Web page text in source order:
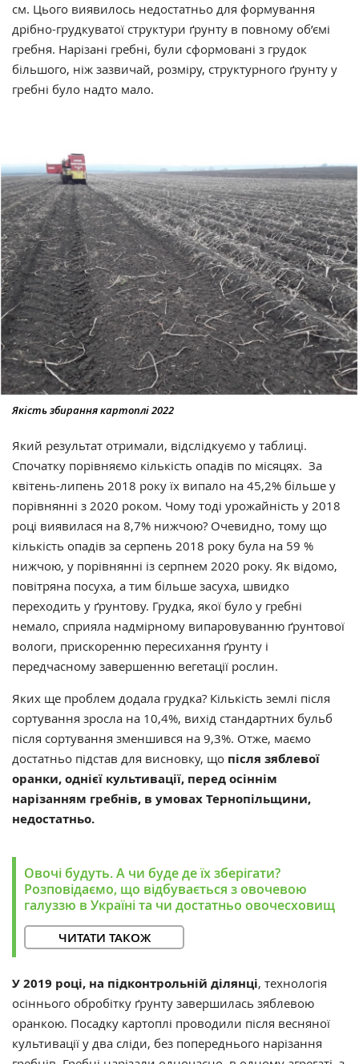
см. Цього виявилось недостатньо для формування
дрібно-грудкуватої структури ґрунту в повному об’ємі
гребня. Нарізані гребні, були сформовані з грудок
більшого, ніж зазвичай, розміру, структурного ґрунту у
гребні було надто мало.
Якість збирання картоплі 2022
Який результат отримали, відслідкуємо у таблиці.
Спочатку порівняємо кількість опадів по місяцях. За
квітень-липень 2018 року їх випало на 45,2% більше у
порівнянні з 2020 роком. Чому тоді урожайність у 2018
році виявилася на 8,7% нижчою? Очевидно, тому що
кількість опадів за серпень 2018 року була на 59 %
нижчою, у порівнянні із серпнем 2020 року. Як відомо,
повітряна посуха, а тим більше засуха, швидко
переходить у ґрунтову. Грудка, якої було у гребні
немало, сприяла надмірному випаровуванню ґрунтової
вологи, прискоренню пересихання ґрунту і
передчасному завершенню вегетації рослин.
Яких ще проблем додала грудка? Кількість землі після
сортування зросла на 10,4%, вихід стандартних бульб
після сортування зменшився на 9,3%. Отже, маємо
достатньо підстав для висновку, що після зяблевої
оранки, однієї культивації, перед осіннім
нарізанням гребнів, в умовах Тернопільщини,
недостатньо.
Овочі будуть. А чи буде де їх зберігати?
Розповідаємо, що відбувається з овочевою
галуззю в Україні та чи достатньо овочесховищ
ЧИТАТИ ТАКОЖ
У 2019 році, на підконтрольній ділянці, технологія
осіннього обробітку ґрунту завершилась зяблевою
оранкою. Посадку картоплі проводили після весняної
культивації у два сліди, без попереднього нарізання